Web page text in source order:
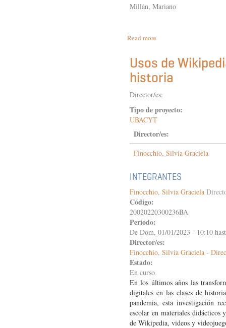
Millán, Mariano
Read more
estudiantes
y
vida
política
en
Argentina-
1973-
Usos de
historia
Director/es:
Tipo de proyecto:
UBACYT
Director/es:
Finocchio, Silvia Graciela
INTEGRANTES
Finocchio, Silvia Graciela
Código:
20020220300236BA
Período:
De Dom, 01/01/2023 - 10:10
Director/es:
Finocchio, Silvia Graciela -
Estado:
En curso
En los últimos años las
digitales en las clases de
pandemia, esta investigación
escolar en materiales didácticos
de Wikipedia, videos y